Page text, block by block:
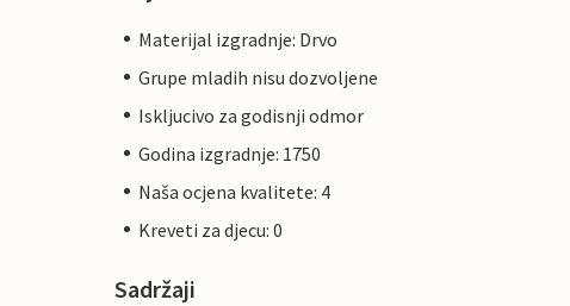
Materijal izgradnje: Drvo
Grupe mladih nisu dozvoljene
Iskljucivo za godisnji odmor
Godina izgradnje: 1750
Naša ocjena kvalitete: 4
Kreveti za djecu: 0
Sadržaji